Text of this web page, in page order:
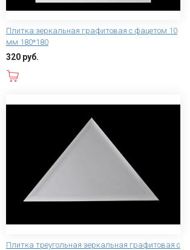
Плитка зеркальная графитовая с фацетом 10
мм 180*180
320 руб.
Плитка треугольная зеркальная графитовая с